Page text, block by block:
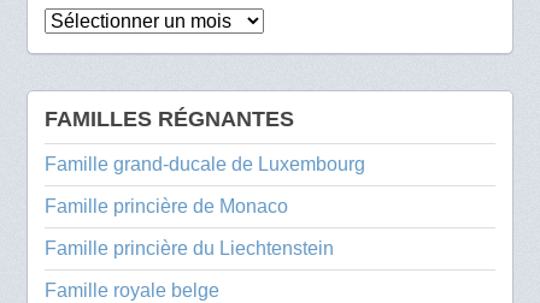
Archives
FAMILLES RÉGNANTES
Famille grand-ducale de Luxembourg
Famille princière de Monaco
Famille princière du Liechtenstein
Famille royale belge